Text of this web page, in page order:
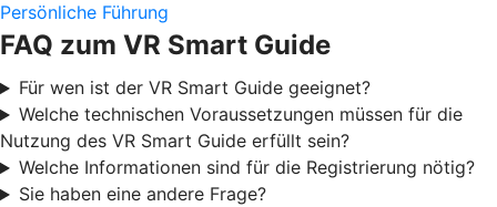
Persönliche Führung
FAQ zum VR Smart Guide
Für wen ist der VR Smart Guide geeignet?
Welche technischen Voraussetzungen müssen für die
Nutzung des VR Smart Guide erfüllt sein?
Welche Informationen sind für die Registrierung nötig?
Sie haben eine andere Frage?